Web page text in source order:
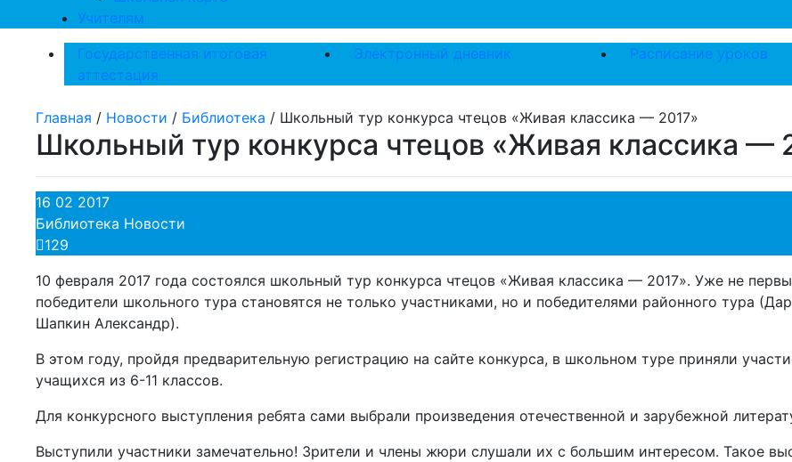
Учителям
Государственная итоговая
аттестация
Электронный дневник Расписание уроков
Главная / Новости / Библиотека / Школьный тур конкурса чтецов «Живая классика — 2017»
Школьный тур конкурса чтецов «Живая классика —
16 02 2017
Библиотека Новости
129
10 февраля 2017 года состоялся школьный тур конкурса чтецов «Живая классика — 2017». Уже не
победители школьного тура становятся не только участниками, но и победителями районного тура
Шапкин Александр).
В этом году, пройдя предварительную регистрацию на сайте конкурса, в школьном туре приняли
учащихся из 6-11 классов.
Для конкурсного выступления ребята сами выбрали произведения отечественной и зарубежной
Выступили участники замечательно! Зрители и члены жюри слушали их с большим интересом. Такое